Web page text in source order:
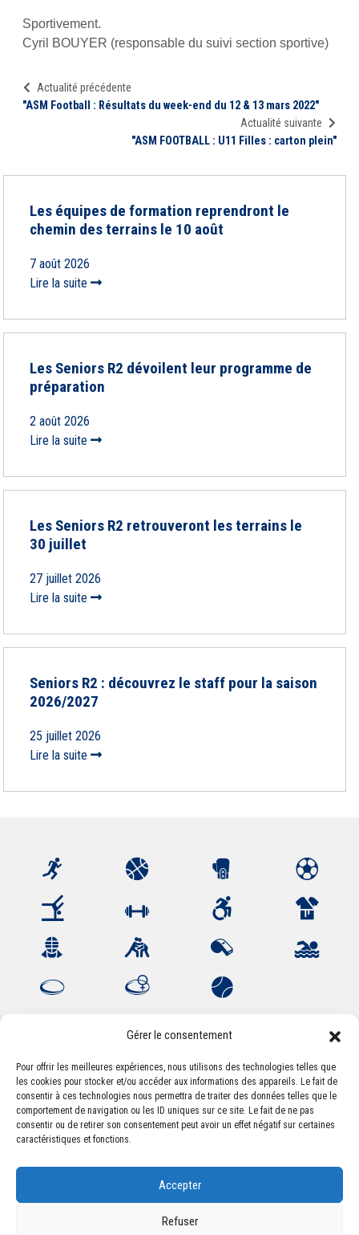
Gérer le consentement
Pour offrir les meilleures expériences, nous utilisons des technologies telles que
les cookies pour stocker et/ou accéder aux informations des appareils. Le fait de
consentir à ces technologies nous permettra de traiter des données telles que le
comportement de navigation ou les ID uniques sur ce site. Le fait de ne pas
consentir ou de retirer son consentement peut avoir un effet négatif sur certaines
caractéristiques et fonctions.
Accepter
Refuser
Sportivement.
Cyril BOUYER (responsable du suivi section sportive)
Actualité précédente
"ASM Football : Résultats du week-end du 12 & 13 mars 2022"
Actualité suivante
"ASM FOOTBALL : U11 Filles : carton plein"
Les équipes de formation reprendront le
chemin des terrains le 10 août
7 août 2026
Lire la suite
Les Seniors R2 dévoilent leur programme de
préparation
2 août 2026
Lire la suite
Les Seniors R2 retrouveront les terrains le
30 juillet
27 juillet 2026
Lire la suite
Seniors R2 : découvrez le staff pour la saison
2026/2027
25 juillet 2026
Lire la suite
Association Sportive Montferrandaise
84, boulevard Léon Jouhaux
CS 80221 - 63021 Clermont-Ferrand Cedex 2
accueil@asm-omnisports.com